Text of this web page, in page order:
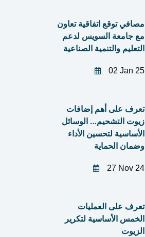
مصافي توقع اتفاقية تعاون
مع جامعة السويس لدعم
التعليم والتنمية الصناعية
02 Jan 25
تعرف على أهم إضافات
زيوت التشحيم… الوسائل
الأساسية لتحسين الأداء
وضمان الحماية
27 Nov 24
تعرف على العمليات
الخمس الأساسية لتكرير
الزيوت